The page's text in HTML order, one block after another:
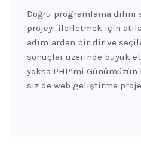
Doğru programlama dilini
projeyi ilerletmek için
adımlardan biridir ve
sonuçlar üzerinde büyük
yoksa PHP’mi
siz de web geliştirme